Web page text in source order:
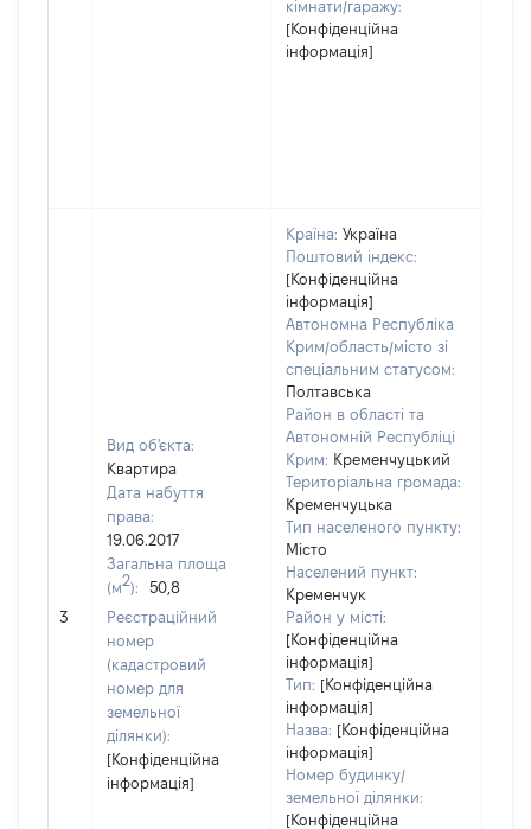
кімнати/гаражу:
[Конфіденційна
інформація]
3
Вид об'єкта:
Квартира
Дата набуття
права:
19.06.2017
Загальна площа
(м2):
50,8
Реєстраційний
номер
(кадастровий
номер для
земельної
ділянки):
[Конфіденційна
інформація]
Країна: Україна
Поштовий індекс:
[Конфіденційна
інформація]
Автономна Республіка
Крим/область/місто зі
спеціальним статусом:
Полтавська
Район в області та
Автономній Республіці
Крим: Кременчуцький
Територіальна громада:
Кременчуцька
Тип населеного пункту:
Місто
Населений пункт:
Кременчук
Район у місті:
[Конфіденційна
інформація]
Тип: [Конфіденційна
інформація]
Назва: [Конфіденційна
інформація]
Номер будинку/
земельної ділянки:
[Конфіденційна